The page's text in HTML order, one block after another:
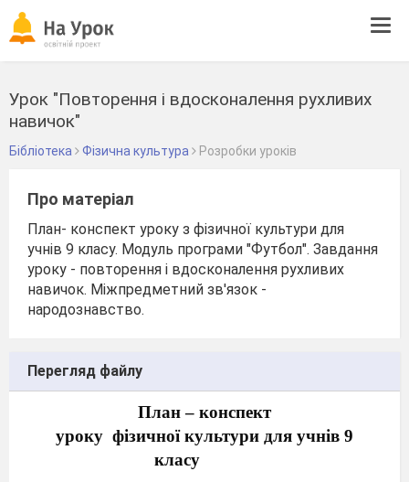
Урок "Повторення і вдосконалення рухливих
навичок"
Бібліотека Фізична культура Розробки уроків
Про матеріал
План- конспект уроку з фізичної культури для
учнів 9 класу. Модуль програми "Футбол". Завдання
уроку - повторення і вдосконалення рухливих
навичок. Міжпредметний зв'язок -
народознавство.
Перегляд файлу
План – конспект
уроку фізичної культури для учнів 9
класу